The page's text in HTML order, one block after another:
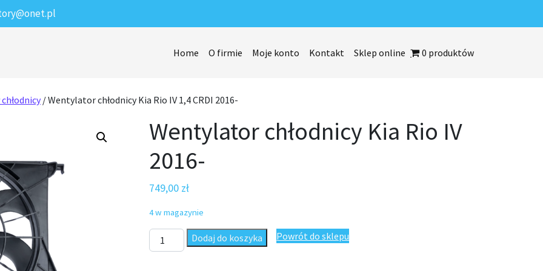
Home O firmie Moje konto Kontakt Sklep online 0 produktów
/ Wentylator chłodnicy Kia Rio IV 1,4 CRDI 2016-
Wentylator chłodnicy Kia Rio IV
2016-
749,00 zł
4 w magazynie
ilość Wentylator chłodnicy Kia Rio IV 1,4 CRDI 2016-
Dodaj do koszyka Powrót do sklepu